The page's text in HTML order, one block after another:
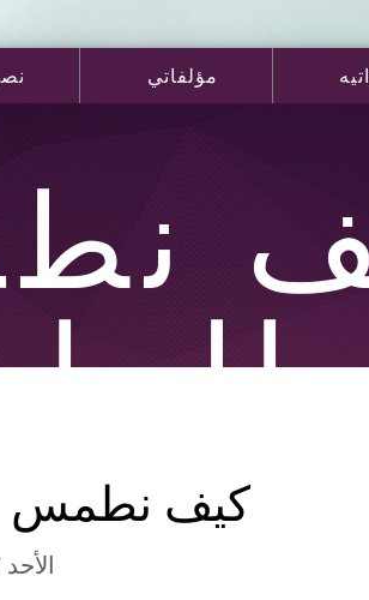
مؤلفاتي
كيف نطمس
الأحد /14/